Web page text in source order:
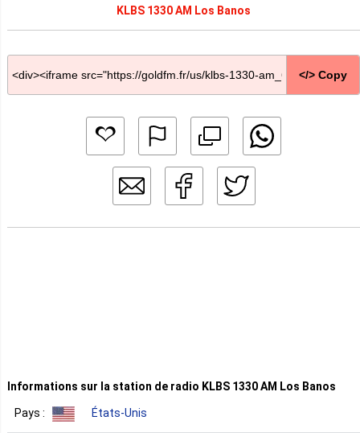
KLBS 1330 AM Los Banos
</> Copy
Informations sur la station de radio KLBS 1330 AM Los Banos
Pays : États-Unis